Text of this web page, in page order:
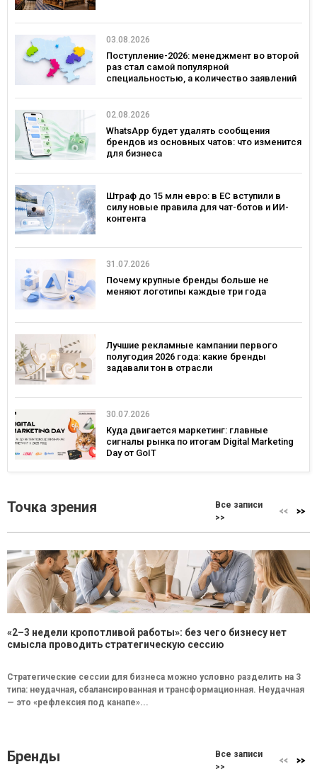
03.08.2026
Поступление-2026: менеджмент во второй
раз стал самой популярной
специальностью, а количество заявлений
02.08.2026
WhatsApp будет удалять сообщения
брендов из основных чатов: что изменится
для бизнеса
Штраф до 15 млн евро: в ЕС вступили в
силу новые правила для чат-ботов и ИИ-
контента
31.07.2026
Почему крупные бренды больше не
меняют логотипы каждые три года
Лучшие рекламные кампании первого
полугодия 2026 года: какие бренды
задавали тон в отрасли
30.07.2026
Куда двигается маркетинг: главные
сигналы рынка по итогам Digital Marketing
Day от GoIT
Точка зрения
Все записи
>>
«2–3 недели кропотливой работы»: без чего бизнесу нет
смысла проводить стратегическую сессию
Стратегические сессии для бизнеса можно условно разделить на 3
типа: неудачная, сбалансированная и трансформационная. Неудачная
— это «рефлексия под канапе»...
Бренды
Все записи
>>